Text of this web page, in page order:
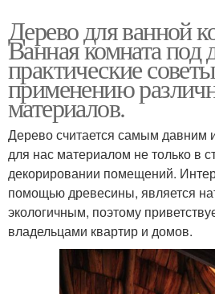
Дерево для ванной
Ванная комната под
практические
применению
материалов.
Дерево считается самым давним
для нас материалом не только в
декорировании помещений.
помощью древесины, является
экологичным, поэтому
владельцами квартир и домов.